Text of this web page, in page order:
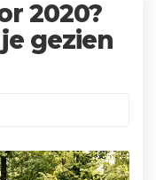
2020?
gezien